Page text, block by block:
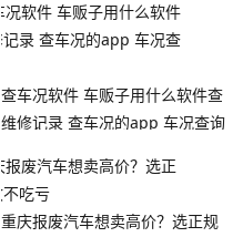
查车况软件 车贩子用什么软件查
维修记录 查车况的app 车况查询
重庆报废汽车想卖高价？选正规